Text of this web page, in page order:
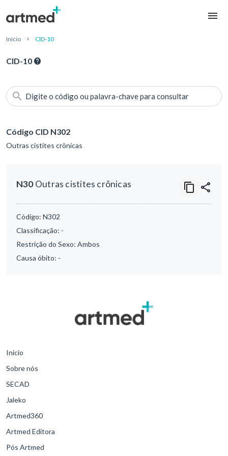
Início CID-10
CID-10
Digite o código ou palavra-chave para consultar
Código CID N302
Outras cistites crônicas
N30Outras cistites crônicas
Código: N302
Classificação: -
Restrição do Sexo: Ambos
Causa óbito: -
Início
Sobre nós
SECAD
Jaleko
Artmed360
Artmed Editora
Pós Artmed